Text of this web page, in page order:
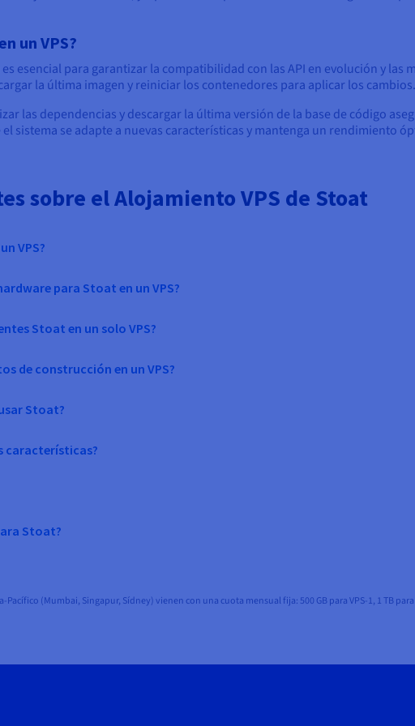
un VPS?
esencial para garantizar la compatibilidad con las API en evolución y las
la última imagen y reiniciar los contenedores para aplicar los cambios.
las dependencias y descargar la última versión de la base de código
sistema se adapte a nuevas características y mantenga un rendimiento
sobre el Alojamiento VPS de Stoat
VPS?
para Stoat en un VPS?
Stoat en un solo VPS?
de construcción en un VPS?
Stoat?
características?
Stoat?
(Mumbai, Singapur, Sídney) vienen con una cuota mensual fija: 500 GB para VPS-1, 1 TB para